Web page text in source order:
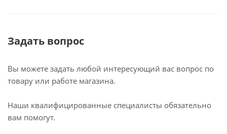
Задать вопрос
Вы можете задать любой интересующий вас вопрос по
товару или работе магазина.
Наши квалифицированные специалисты обязательно
вам помогут.